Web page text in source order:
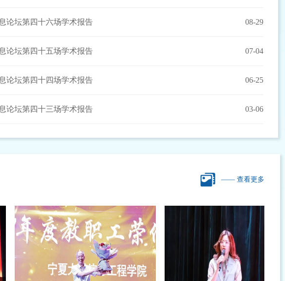
论坛第四十六场学术报告 08-29
论坛第四十五场学术报告 07-04
论坛第四十四场学术报告 06-25
论坛第四十三场学术报告 03-06
—— 查看更多